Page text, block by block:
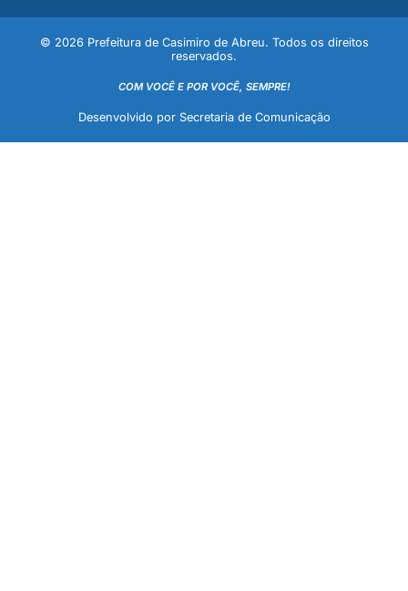
© 2026 Prefeitura de Casimiro de Abreu. Todos os direitos
reservados.
COM VOCÊ E POR VOCÊ, SEMPRE!
Desenvolvido por Secretaria de Comunicação